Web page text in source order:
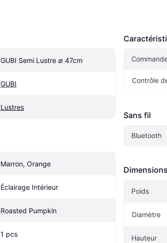
GUBI Semi Lustre ∅ 47cm
GUBI
Lustres
Marron, Orange
Éclairage Intérieur
Roasted Pumpkin
1 pcs
Contrôle
Sans fil
Bluetooth
Dimensions
Poids
Diamètre
Hauteur